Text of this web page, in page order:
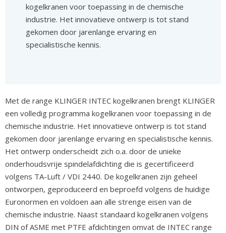
kogelkranen voor toepassing in de chemische
industrie. Het innovatieve ontwerp is tot stand
gekomen door jarenlange ervaring en
specialistische kennis.
Met de range KLINGER INTEC kogelkranen brengt KLINGER
een volledig programma kogelkranen voor toepassing in de
chemische industrie. Het innovatieve ontwerp is tot stand
gekomen door jarenlange ervaring en specialistische kennis.
Het ontwerp onderscheidt zich o.a. door de unieke
onderhoudsvrije spindelafdichting die is gecertificeerd
volgens TA-Luft / VDI 2440. De kogelkranen zijn geheel
ontworpen, geproduceerd en beproefd volgens de huidige
Euronormen en voldoen aan alle strenge eisen van de
chemische industrie. Naast standaard kogelkranen volgens
DIN of ASME met PTFE afdichtingen omvat de INTEC range